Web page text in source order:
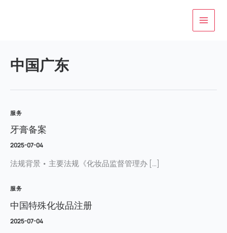
中国广东
服务
牙膏备案
2025-07-04
法规背景 • 主要法规《化妆品监督管理办 […]
服务
中国特殊化妆品注册
2025-07-04